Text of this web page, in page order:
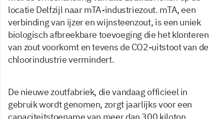
locatie Delfzijl naar mTA-industriezout. mTA, een
verbinding van ijzer en wijnsteenzout, is een uniek
biologisch afbreekbare toevoeging die het klonteren
van zout voorkomt en tevens de CO2-uitstoot van de
chloorindustrie vermindert.
De nieuwe zoutfabriek, die vandaag officieel in
gebruik wordt genomen, zorgt jaarlijks voor een
capaciteitstoename van meer dan 300 kiloton.